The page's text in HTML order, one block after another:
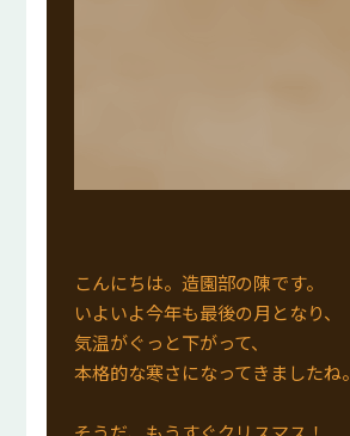
こんにちは。造園部の陳です。
いよいよ今年も最後の月となり、
気温がぐっと下がって、
本格的な寒さになってきましたね。